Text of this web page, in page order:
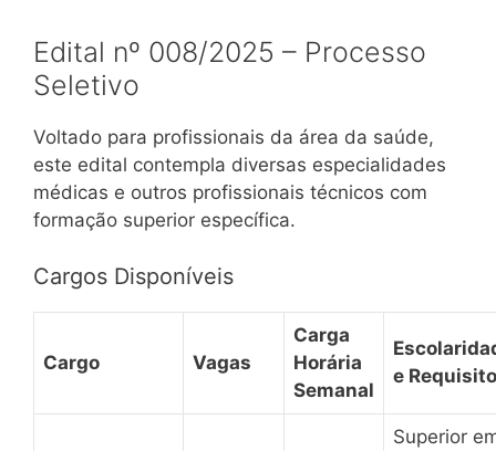
Edital nº 008/2025 – Processo
Seletivo
Voltado para profissionais da área da saúde,
este edital contempla diversas especialidades
médicas e outros profissionais técnicos com
formação superior específica.
Cargos Disponíveis
Cargo Vagas
Carga
Horária
Semanal
e
Superior